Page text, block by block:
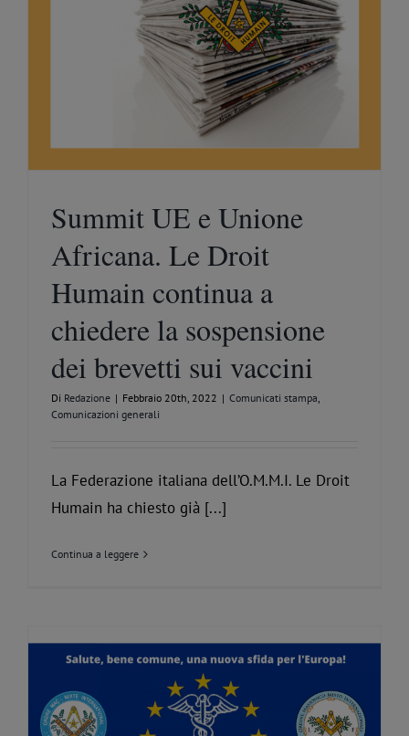
Summit UE e Unione
Africana. Le Droit
Humain continua a
chiedere la sospensione
dei brevetti sui vaccini
Di Redazione | Febbraio 20th, 2022 | Comunicati stampa,
Comunicazioni generali
La Federazione italiana dell’O.M.M.I. Le Droit
Humain ha chiesto già [...]
Continua a leggere